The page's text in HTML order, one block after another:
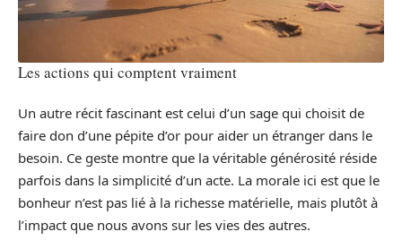
Les actions qui comptent vraiment
Un autre récit fascinant est celui d’un sage qui choisit de
faire don d’une pépite d’or pour aider un étranger dans le
besoin. Ce geste montre que la véritable générosité réside
parfois dans la simplicité d’un acte. La morale ici est que le
bonheur n’est pas lié à la richesse matérielle, mais plutôt à
l’impact que nous avons sur les vies des autres.